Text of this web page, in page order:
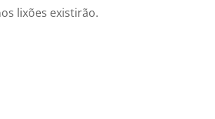
lixões existirão.